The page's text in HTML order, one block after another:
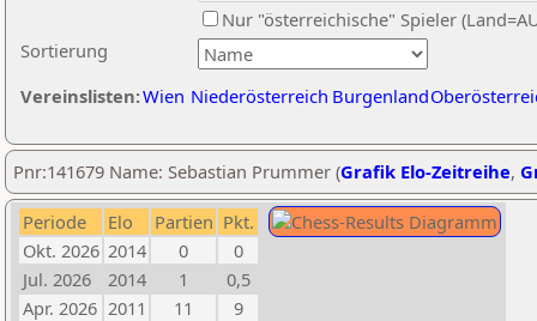
Sortierung
Nur "österreichische" Spieler
Vereinslisten:Wien Niederösterreich Burgenland
Pnr:141679 Name: Sebastian Prummer (Grafik Elo-Zeitreihe,
Periode Elo Partien Pkt.
Okt. 2026 2014 0
0
Jul. 2026
2014 1
0,5
Apr. 2026 2011 11
9